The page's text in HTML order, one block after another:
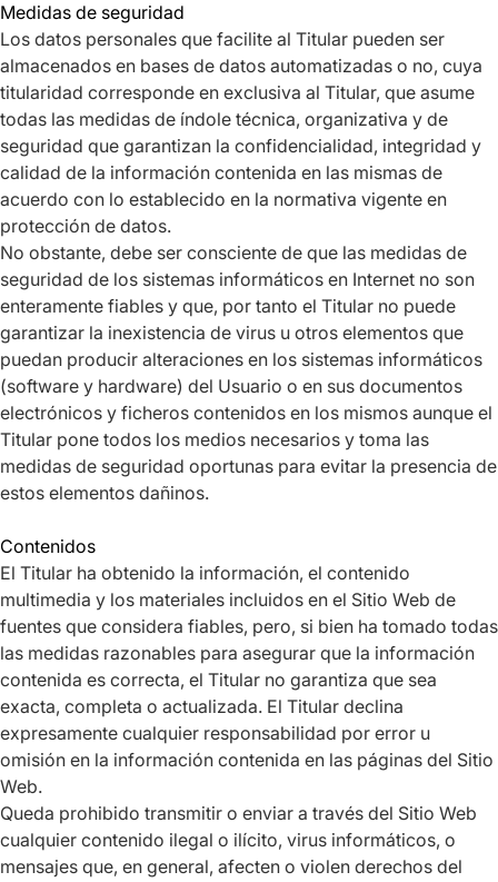
Medidas de seguridad
Los datos personales que facilite al Titular pueden ser
almacenados en bases de datos automatizadas o no, cuya
titularidad corresponde en exclusiva al Titular, que asume
todas las medidas de índole técnica, organizativa y de
seguridad que garantizan la confidencialidad, integridad y
calidad de la información contenida en las mismas de
acuerdo con lo establecido en la normativa vigente en
protección de datos.
No obstante, debe ser consciente de que las medidas de
seguridad de los sistemas informáticos en Internet no son
enteramente fiables y que, por tanto el Titular no puede
garantizar la inexistencia de virus u otros elementos que
puedan producir alteraciones en los sistemas informáticos
(software y hardware) del Usuario o en sus documentos
electrónicos y ficheros contenidos en los mismos aunque el
Titular pone todos los medios necesarios y toma las
medidas de seguridad oportunas para evitar la presencia de
estos elementos dañinos.
Contenidos
El Titular ha obtenido la información, el contenido
multimedia y los materiales incluidos en el Sitio Web de
fuentes que considera fiables, pero, si bien ha tomado todas
las medidas razonables para asegurar que la información
contenida es correcta, el Titular no garantiza que sea
exacta, completa o actualizada. El Titular declina
expresamente cualquier responsabilidad por error u
omisión en la información contenida en las páginas del Sitio
Web.
Queda prohibido transmitir o enviar a través del Sitio Web
cualquier contenido ilegal o ilícito, virus informáticos, o
mensajes que, en general, afecten o violen derechos del